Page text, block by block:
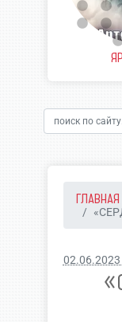
ГЛАВНАЯ
02.06.2023